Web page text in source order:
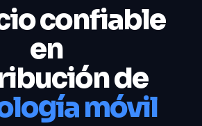
confiable
en
de
móvil